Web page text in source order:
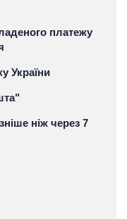
платежу
України
ніж через 7